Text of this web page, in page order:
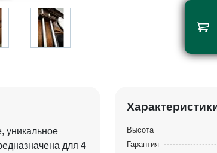
уникальное
для 4
Высота
Гарантия